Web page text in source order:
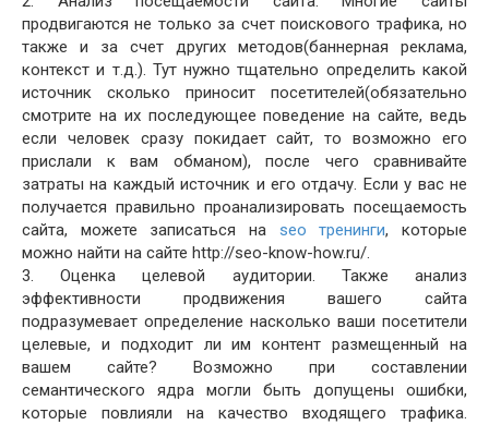
продвигаются не только за счет поискового трафика, но
также и за счет других методов(баннерная реклама,
контекст и т.д.). Тут нужно тщательно определить какой
источник сколько приносит посетителей(обязательно
смотрите на их последующее поведение на сайте, ведь
если человек сразу покидает сайт, то возможно его
прислали к вам обманом), после чего сравнивайте
затраты на каждый источник и его отдачу. Если у вас не
получается правильно проанализировать посещаемость
сайта, можете записаться на seo тренинги, которые
можно найти на сайте http://seo-know-how.ru/.
3. Оценка целевой аудитории. Также анализ
эффективности продвижения вашего сайта
подразумевает определение насколько ваши посетители
целевые, и подходит ли им контент размещенный на
вашем сайте? Возможно при составлении
семантического ядра могли быть допущены ошибки,
которые повлияли на качество входящего трафика.